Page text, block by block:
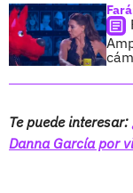
Te puede interesar:
Danna García por